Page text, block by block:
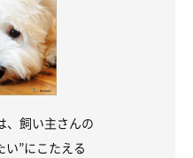
、飼い主さんの
い”にこたえる